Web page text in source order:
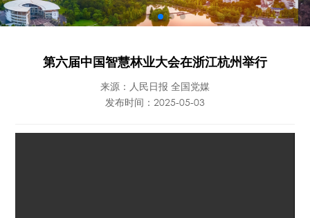
第六届中国智慧林业大会在浙江杭州举行
来源：人民日报 全国党媒
发布时间：2025-05-03